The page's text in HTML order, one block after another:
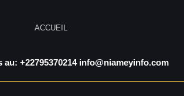
ACCUEIL
au: +22795370214 info@niameyinfo.com